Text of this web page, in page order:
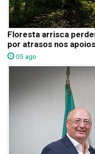
Floresta arrisca
por atrasos nos
05 ago